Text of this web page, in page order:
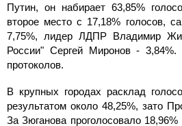
Путин, он набирает 63,85%
второе место с 17,18% голосов,
7,75%, лидер ЛДПР Владимир
России" Сергей Миронов -
протоколов.
В крупных городах расклад
результатом около 48,25%, зато
За Зюганова проголосовало